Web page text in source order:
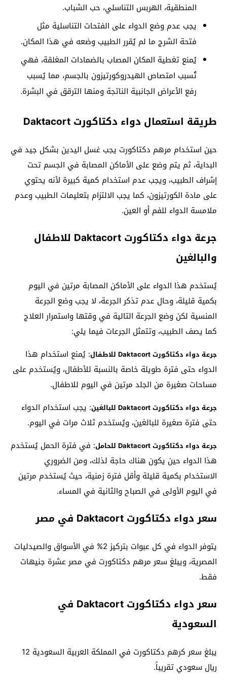
المنطقية، الهربس التناسلي، حب الشباب.
يجب عدم وضع الدواء على الفتحات التناسلية مثل
فتحة الشرج ما لم يُقرر الطبيب وضعه في هذا المكان.
يُمنع تغطية المكان المصاب بالضمادات المغلقة، فهي
تُسبب امتصاص الهيدروكورتيزون بالجسم، مما يُسبب
رفع الأعراض الجانبية الناتجة ومنها الترقق في البشرة.
طريقة استعمال دواء دكتاكورت Daktacort
حين استخدام مرهم دكتاكورت يجب غسل اليدين بشكل جيد في
البداية، ثم يتم وضع على الأماكن المصابة في الجسم تحت
إشراف الطبيب، ويجب عدم استخدام كمية كبيرة لأنه يحتوي
على مادة الكورتيزون، كما يجب الالتزام بتعليمات الطبيب وعدم
ملامسة الدواء للفم أو العين.
جرعة دواء دكتاكورت Daktacort للاطفال
والبالغين
يُستخدم هذا الدواء على الأماكن المصابة مرتين في اليوم
بكمية قليلة، وحال عدم تذكر الجرعة، لا يجب وضع الجرعة
المنسية لكن وضع الجرعة التالية في وقتها واستمرار العلاج
كما يصف الطبيب، وتتمثل الجرعات فيما يلي:
جرعة دواء دكتاكورت Daktacort للاطفال
: يُمنع استخدام هذا
الدواء حتى فترة طويلة خاصة بالنسبة للأطفال، ويُستخدم على
مساحات صغيرة من الجلد مرتين في اليوم للاطفال.
جرعة دواء دكتاكورت Daktacort للبالغين
: يجب استخدام الدواء
حتى فترة صغيرة للبالغين، ويُستخدم ثلاث مرات في اليوم.
جرعة دواء دكتاكورت Daktacort للحامل
: في فترة الحمل يُستخدم
هذا الدواء حين يكون هناك حاجة لذلك، ومن الضروري
الاستخدام بكمية قليلة وأقل فترة زمنية، حيث يُستخدم مرتين
في اليوم الأولى في الصباح والثانية في المساء.
سعر دواء دكتاكورت Daktacort في مصر
يتوفر الدواء في كل عبوات بتركيز 2% في الأسواق والصيدليات
المصرية، ويبلغ سعر مرهم دكتاكورت في مصر عشرة جنيهات
فقط.
سعر دواء دكتاكورت Daktacort في
السعودية
يبلغ سعر كرهم دكتاكورت في المملكة العربية السعودية 12
ريال سعودي تقريباً.